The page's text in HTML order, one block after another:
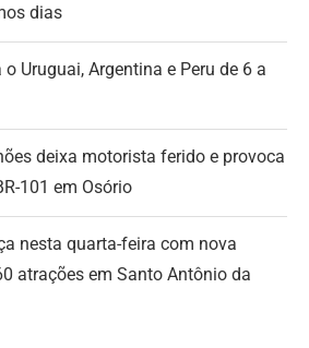
dias
Uruguai, Argentina e Peru de 6 a
deixa motorista ferido e provoca
101 em Osório
nesta quarta-feira com nova
atrações em Santo Antônio da